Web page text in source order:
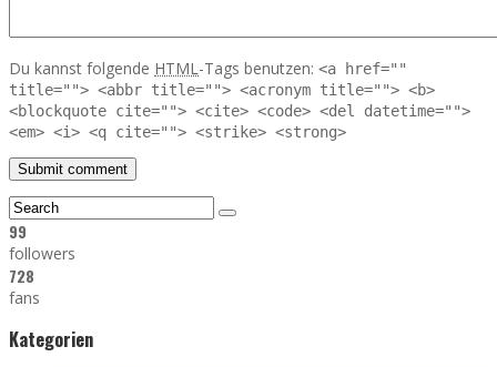
Du kannst folgende HTML-Tags benutzen: <a href=""
title=""> <abbr title=""> <acronym title=""> <b>
<blockquote cite=""> <cite> <code> <del datetime="">
<em> <i> <q cite=""> <strike> <strong>
99
followers
728
fans
Kategorien